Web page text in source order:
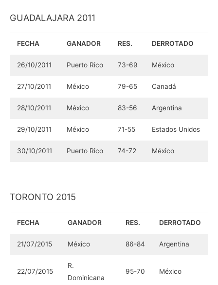
GUADALAJARA 2011
FECHA GANADOR RES. DERROTADO
26/10/2011 Puerto Rico 73-69 México
27/10/2011 México 79-65 Canadá
28/10/2011 México 83-56 Argentina
29/10/2011 México 71-55 Estados Unidos
30/10/2011 Puerto Rico 74-72 México
TORONTO 2015
FECHA GANADOR RES. DERROTADO
21/07/2015 México 86-84 Argentina
22/07/2015
R.
Dominicana
95-70 México